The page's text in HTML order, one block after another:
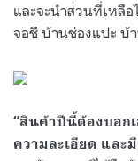
และจะนำส่วนที่เหลื
จอชี บ้านช่องแปะ บ้
“สินค้าปีนี้ต้องบอก
ความละเอียด แล